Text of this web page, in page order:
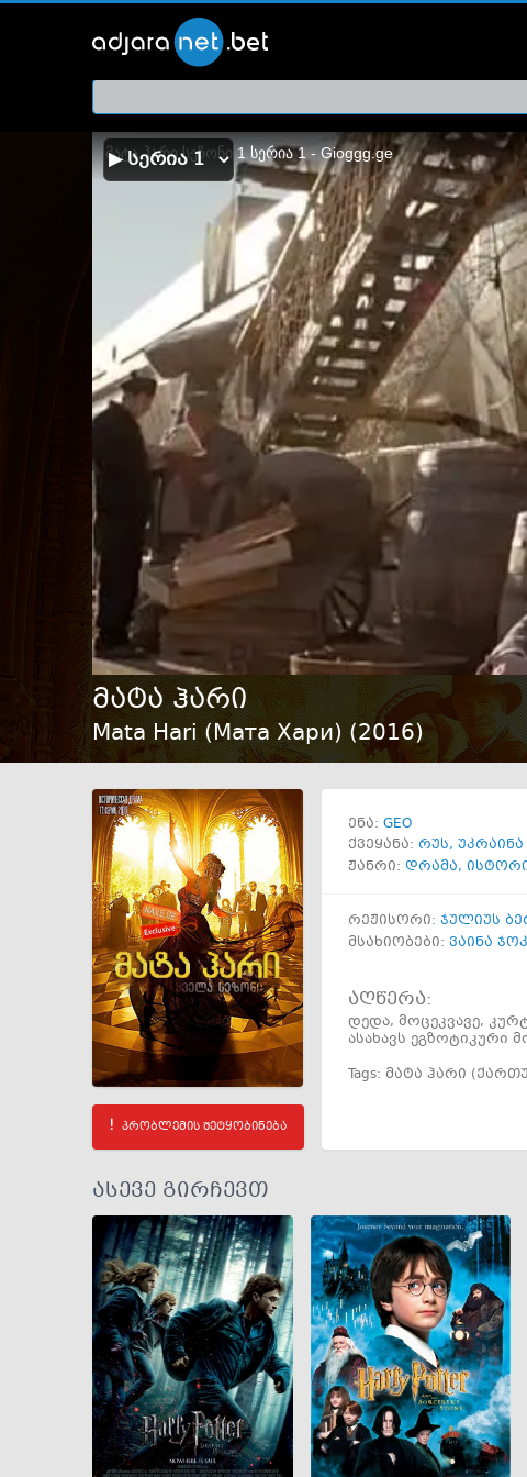
მატა ჰარი
Mata Hari (Мата Хари) (2016)
პრობლემის შეტყობინება
ენა: GEO
ქვეყანა: რუს, უკრაინა
ჟანრი: დრამა,
რეჟისორი: ჯულიუს
მსახიობები: ვაინა
აღწერა:
დედა, მოცეკვავე,
ასახავს ეგზოტიკური
Tags: მატა ჰარი
ასევე გირჩევთ